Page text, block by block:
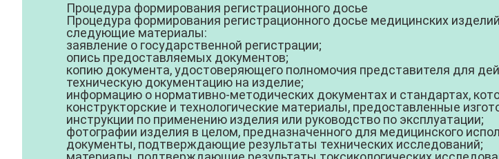
Процедура формирования регистрационного досье
Процедура формирования регистрационного досье медицинских
следующие материалы:
заявление о государственной регистрации;
опись предоставляемых документов;
копию документа, удостоверяющего полномочия представителя для
техническую документацию на изделие;
информацию о нормативно-методических документах и стандартах,
конструкторские и технологические материалы, предоставленные
инструкции по применению изделия или руководство по эксплуатации;
фотографии изделия в целом, предназначенного для медицинского
документы, подтверждающие результаты технических исследований;